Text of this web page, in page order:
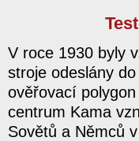
V roce 1930 byly
stroje odeslány
ověřovací
centrum Kama
Sovětů a Němců